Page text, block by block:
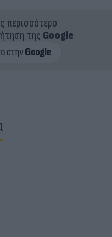
περισσότερο
της Google